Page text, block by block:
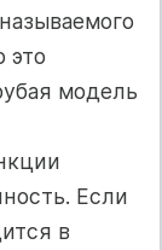
это
модель
Если
в